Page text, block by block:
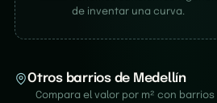
de inventar una curva.
Otros barrios de Medellín
Compara el valor por m² con